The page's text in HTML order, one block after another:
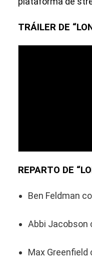
TRÁILER DE
REPARTO DE
Ben Feldman
Abbi Jacobson
Max Greenfield